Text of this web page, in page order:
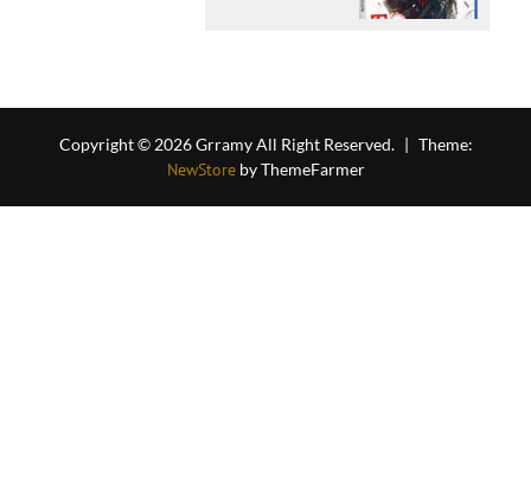
Copyright © 2026 Grramy All Right Reserved. | Theme:
NewStoreby ThemeFarmer